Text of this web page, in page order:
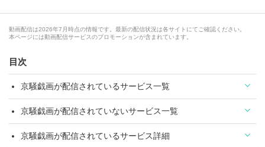
動画配信は2026年7月時点の情報です。最新の配信状況は各サイトにてご確認ください。
本ページには動画配信サービスのプロモーションが含まれています。
目次
京騒戯画が配信されているサービス一覧
京騒戯画が配信されていないサービス一覧
京騒戯画が配信されているサービス詳細